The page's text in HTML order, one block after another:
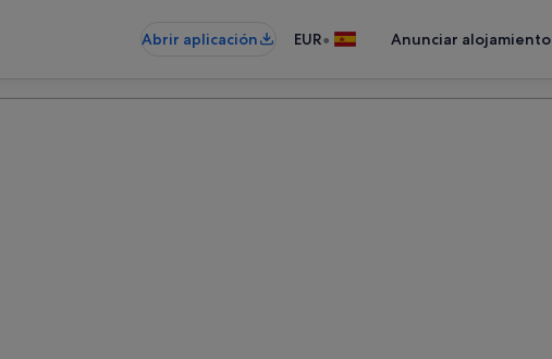
Abrir aplicación EUR• Anunciar alojamiento